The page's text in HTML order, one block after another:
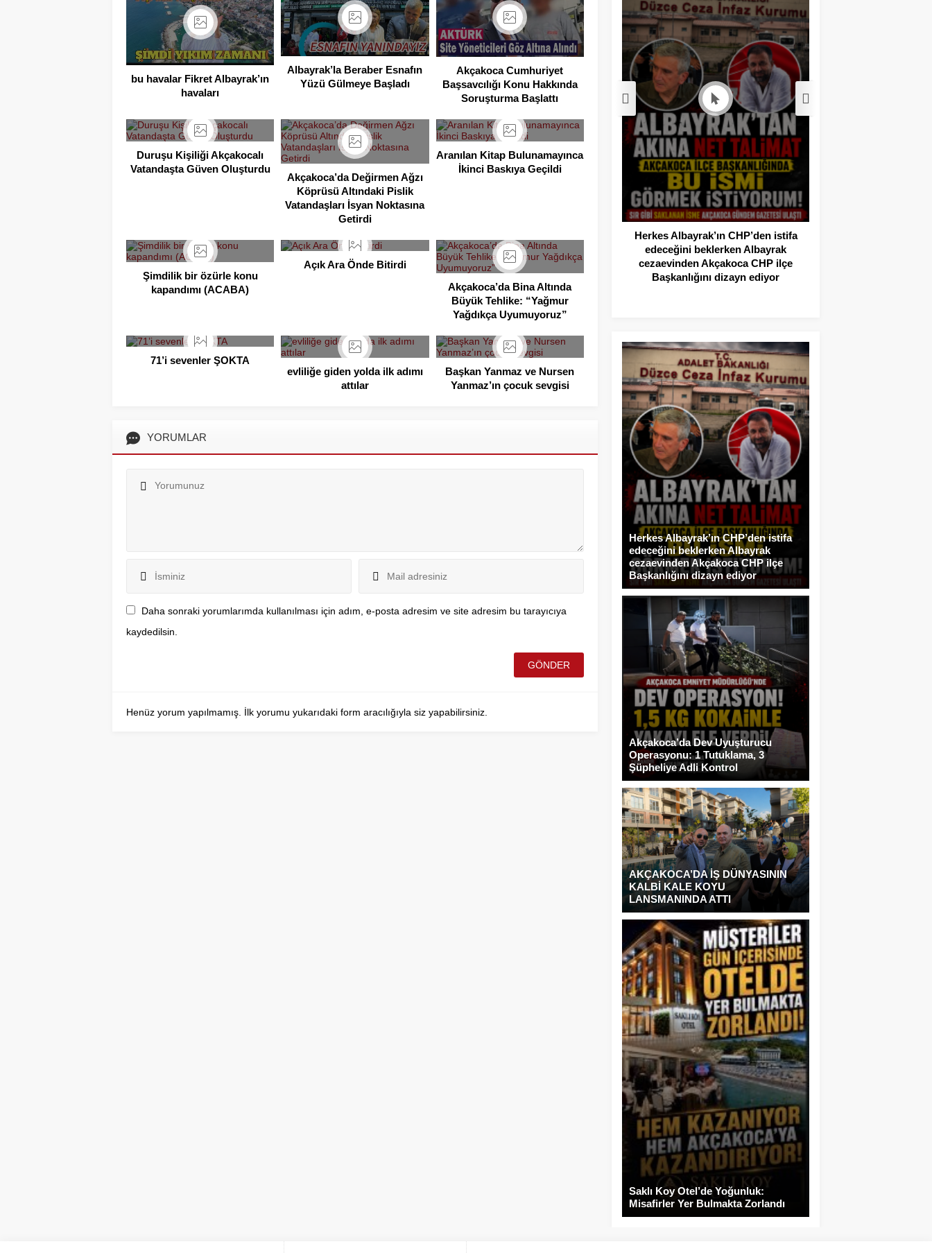
bu havalar Fikret Albayrak’ın
havaları
Albayrak’la Beraber Esnafın
Yüzü Gülmeye Başladı
Akçakoca Cumhuriyet
Başsavcılığı Konu Hakkında
Soruşturma Başlattı
Duruşu Kişiliği Akçakocalı
Vatandaşta Güven Oluşturdu
Akçakoca’da Değirmen Ağzı
Köprüsü Altındaki Pislik
Vatandaşları İsyan Noktasına
Getirdi
Aranılan Kitap Bulunamayınca
İkinci Baskıya Geçildi
Şimdilik bir özürle konu
kapandımı (ACABA)
Açık Ara Önde Bitirdi
Akçakoca’da Bina Altında
Büyük Tehlike: “Yağmur
Yağdıkça Uyumuyoruz”
71’i sevenler ŞOKTA
evliliğe giden yolda ilk adımı
attılar
Başkan Yanmaz ve Nursen
Yanmaz’ın çocuk sevgisi
YORUMLAR
Daha sonraki yorumlarımda kullanılması için adım, e-posta adresim ve site adresim bu tarayıcıya
kaydedilsin.
Henüz yorum yapılmamış. İlk yorumu yukarıdaki form aracılığıyla siz yapabilirsiniz.
Herkes Albayrak’ın CHP’den istifa
edeceğini beklerken Albayrak
cezaevinden Akçakoca CHP ilçe
Başkanlığını dizayn ediyor
Herkes Albayrak’ın CHP’den istifa
edeceğini beklerken Albayrak
cezaevinden Akçakoca CHP ilçe
Başkanlığını dizayn ediyor
Akçakoca’da Dev Uyuşturucu
Operasyonu: 1 Tutuklama, 3
Şüpheliye Adli Kontrol
AKÇAKOCA’DA İŞ DÜNYASININ
KALBİ KALE KOYU
LANSMANINDA ATTI
Saklı Koy Otel’de Yoğunluk:
Misafirler Yer Bulmakta Zorlandı